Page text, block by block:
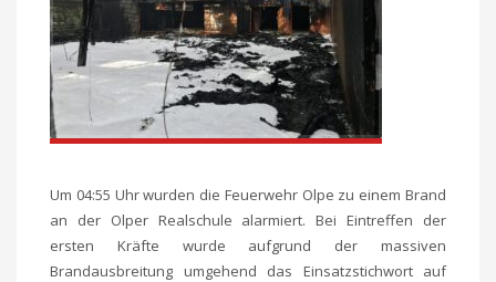
Um 04:55 Uhr wurden die Feuerwehr Olpe zu einem Brand
an der Olper Realschule alarmiert. Bei Eintreffen der
ersten Kräfte wurde aufgrund der massiven
Brandausbreitung umgehend das Einsatzstichwort auf